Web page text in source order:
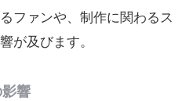
ファンや、制作に関わるス
が及びます。
響